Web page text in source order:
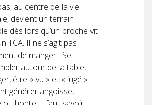
au centre de la vie
devient un terrain
dès lors qu’un proche vit
TCA. Il ne s’agit pas
de manger : Se
autour de la table,
être « vu » et « jugé »
générer angoisse,